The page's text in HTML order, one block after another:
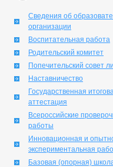
Сведения об
организации
Воспитательная работа
Родительский комитет
Попечительский совет
Наставничество
Государственная
аттестация
Всероссийские
работы
Инновационная и
экспериментальная
Базовая (опорная)